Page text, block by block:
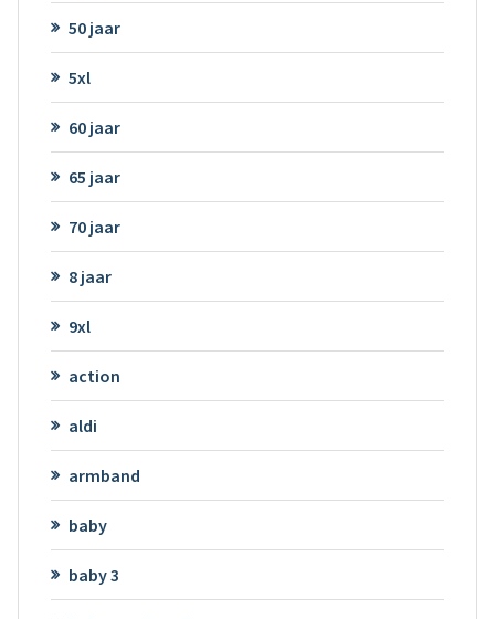
50 jaar
5xl
60 jaar
65 jaar
70 jaar
8 jaar
9xl
action
aldi
armband
baby
baby 3